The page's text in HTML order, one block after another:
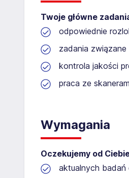
Twoje główne
odpowiednie
zadania związane
kontrola jakości
praca ze
Wymagania
Oczekujemy od
aktualnych badań